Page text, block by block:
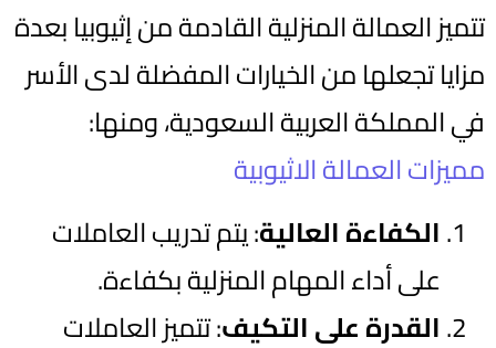
تتميز العمالة المنزلية القادمة من إثيوبيا بعدة
مزايا تجعلها من الخيارات المفضلة لدى الأسر
في المملكة العربية السعودية، ومنها:
مميزات العمالة الاثيوبية
الكفاءة العالية: يتم تدريب العاملات
على أداء المهام المنزلية بكفاءة.
القدرة على التكيف: تتميز العاملات